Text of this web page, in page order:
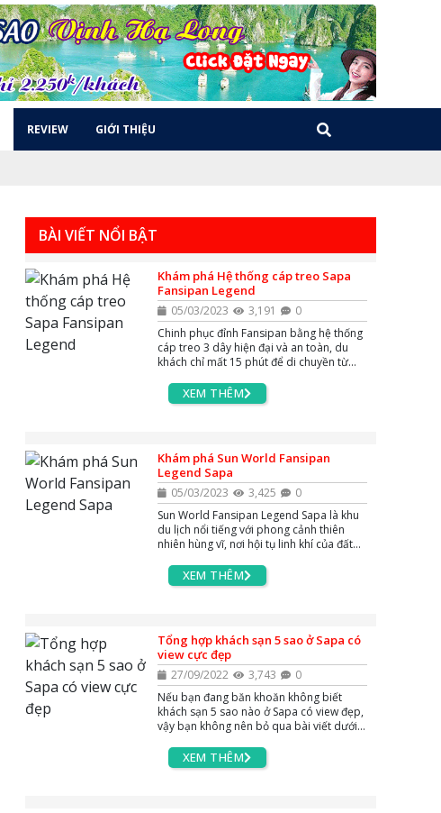
REVIEW GIỚI THIỆU
BÀI VIẾT NỔI BẬT
Khám phá Hệ thống cáp treo Sapa
Fansipan Legend
05/03/2023 3,191
0
Chinh phục đỉnh Fansipan bằng hệ thống
cáp treo 3 dây hiện đại và an toàn, du
khách chỉ mất 15 phút để di chuyền từ
thiên nhiên hùng vĩ và săn mây với những
khoảnh khắc vô cùng ấn tượng và đẹp
XEM THÊM
Khám phá Sun World Fansipan
Legend Sapa
05/03/2023 3,425
0
Sun World Fansipan Legend Sapa là khu
du lịch nổi tiếng với phong cảnh thiên
nhiên hùng vĩ, nơi hội tụ linh khí của đất
Dương" với đỉnh Fansipan. Hãy cùng
AZgo Travel khám phá nơi đây xem có gì
XEM THÊM
Tổng hợp khách sạn 5 sao ở Sapa có
view cực đẹp
27/09/2022 3,743
0
Nếu bạn đang băn khoăn không biết
khách sạn 5 sao nào ở Sapa có view đẹp,
vậy bạn không nên bỏ qua bài viết dưới
khách sạn 5 sao ở Sapa với view cực đỉnh
mà bạn không nên bỏ qua khi đi du lịch
XEM THÊM